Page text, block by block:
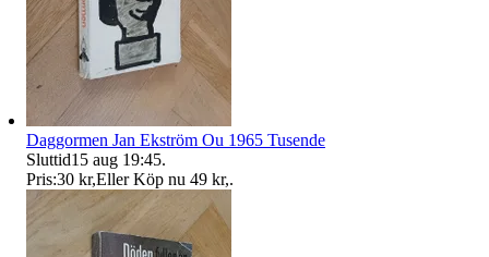
Daggormen Jan Ekström Ou 1965 Tusende
Sluttid15 aug 19:45.
Pris:30 kr,Eller Köp nu 49 kr,.